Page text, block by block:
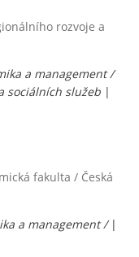
rozvoje a
a management /
sociálních služeb |
fakulta / Česká
a management / |